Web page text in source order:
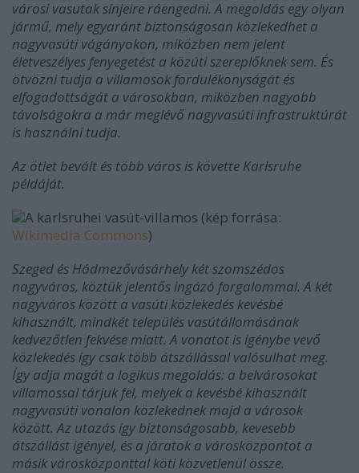
városi vasutak sínjeire ráengedni. A megoldás egy olyan
jármű, mely egyaránt biztonságosan közlekedhet a
nagyvasúti vágányokon, miközben nem jelent
életveszélyes fenyegetést a közúti szereplőknek sem. És
ötvözni tudja a villamosok fordulékonyságát és
elfogadottságát a városokban, miközben nagyobb
távolságokra a már meglévő nagyvasúti infrastruktúrát
is használni tudja.
Az ötlet bevált és több város is követte Karlsruhe
példáját.
A karlsruhei vasút-villamos (kép forrása:
Wikimedia Commons)
Szeged és Hódmezővásárhely két szomszédos
nagyváros, köztük jelentős ingázó forgalommal. A két
nagyváros között a vasúti közlekedés kevésbé
kihasznált, mindkét település vasútállomásának
kedvezőtlen fekvése miatt. A vonatot is igénybe vevő
közlekedés így csak több átszállással valósulhat meg.
Így adja magát a logikus megoldás: a belvárosokat
villamossal tárjuk fel, melyek a kevésbé kihasznált
nagyvasúti vonalon közlekednek majd a városok
között. Az utazás így biztonságosabb, kevesebb
átszállást igényel, és a járatok a városközpontot a
másik városközponttal köti közvetlenül össze.